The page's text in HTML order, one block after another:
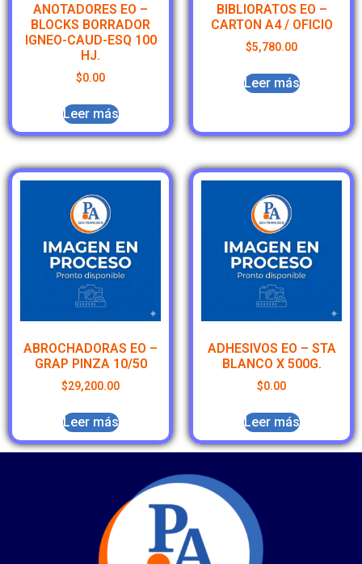
ANOTADORES EO –
BLOCKS BORRADOR
IGNEO-CAUD-ESQ 100
HJ.
$0.00
Leer más
BIBLIORATOS EO –
CARTON A4 / OFICIO
$5,780.00
Leer más
ABROCHADORAS EO –
GRAP PINZA 10/50
$29,200.00
Leer más
ADHESIVOS EO – STA
BLANCO X 500G.
$0.00
Leer más